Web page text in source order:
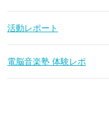
活動レポート
電脳音楽塾 体験レポ